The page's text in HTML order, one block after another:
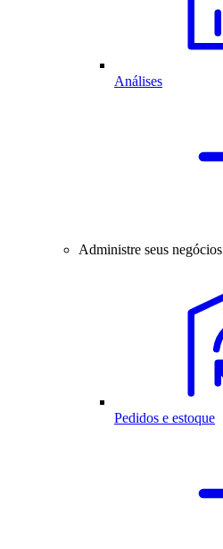
Análises
Administre seus negócios
Pedidos e estoque